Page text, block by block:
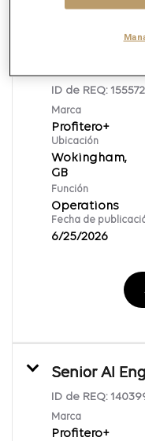
ID de REQ: 155572
Marca
Profitero+
Ubicación
Wokingham,
Función
Operations
Fecha de
6/25/2026
Senior AI
ID de REQ:
Marca
Profitero+